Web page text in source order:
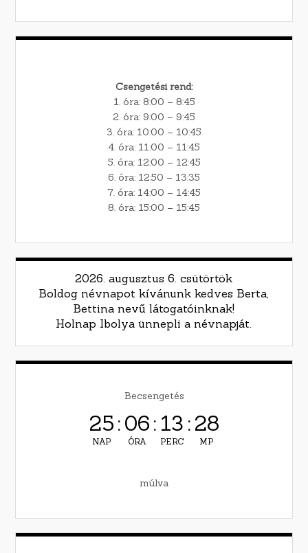
Csengetési rend:
1. óra: 8:00 – 8:45
2. óra: 9:00 – 9:45
3. óra: 10:00 – 10:45
4. óra: 11:00 – 11:45
5. óra: 12:00 – 12:45
6. óra: 12:50 – 13:35
7. óra: 14:00 – 14:45
8. óra: 15:00 – 15:45
2026. augusztus 6. csütörtök
Boldog névnapot kívánunk kedves Berta,
Bettina nevű látogatóinknak!
Holnap Ibolya ünnepli a névnapját.
Becsengetés
25
NAP
:06
ÓRA
: 13
PERC
:26
MP
múlva